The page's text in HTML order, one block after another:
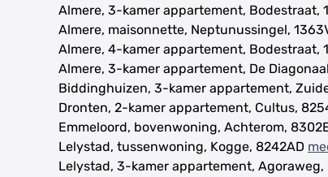
Almere, 3-kamer appartement, Bodestraat,
Almere, maisonnette, Neptunussingel,
Almere, 4-kamer appartement, Bodestraat,
Almere, 3-kamer appartement, De
Biddinghuizen, 3-kamer appartement,
Dronten, 2-kamer appartement, Cultus,
Emmeloord, bovenwoning, Achterom,
Lelystad, tussenwoning, Kogge, 8242AD
Lelystad, 3-kamer appartement, Agoraweg,